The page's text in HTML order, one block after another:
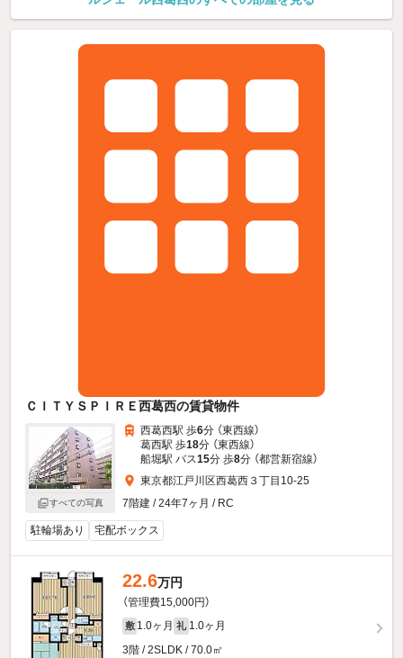
ＣＩＴＹＳＰＩＲＥ西葛西の賃貸物件
すべての写真
西葛西駅 歩6分 （東西線）
葛西駅 歩18分 （東西線）
船堀駅 バス15分 歩8分 （都営新宿線）
東京都江戸川区西葛西３丁目10-25
7階建 / 24年7ヶ月 / RC
駐輪場あり 宅配ボックス
22.6万円
（管理費15,000円）
敷 1.0ヶ月 礼 1.0ヶ月
3階 / 2SLDK / 70.0㎡